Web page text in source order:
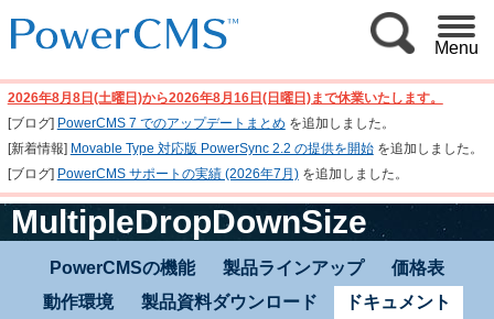
Menu
2026年8月8日(土曜日)から2026年8月16日(日曜日)まで休業いたします。
[ブログ] PowerCMS 7 でのアップデートまとめ を追加しました。
[新着情報] Movable Type 対応版 PowerSync 2.2 の提供を開始を追加しました。
[ブログ] PowerCMS サポートの実績 (2026年7月)を追加しました。
MultipleDropDownSize
PowerCMSの機能 製品ラインアップ
価格表
動作環境
製品資料ダウンロード ドキュメント